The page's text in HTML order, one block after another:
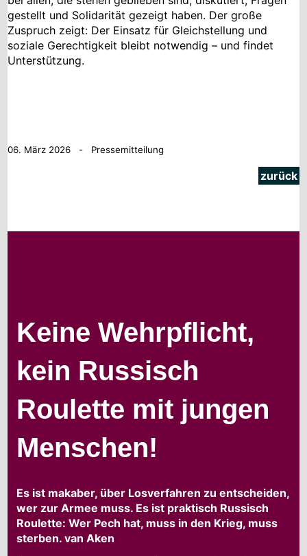
gestellt und Solidarität gezeigt haben. Der große
Zuspruch zeigt: Der Einsatz für Gleichstellung und
soziale Gerechtigkeit bleibt notwendig – und findet
Unterstützung.
06. März 2026 - Pressemitteilung
zurück
Keine Wehrpflicht,
kein Russisch
Roulette mit jungen
Menschen!
Es ist makaber, über Losverfahren zu entscheiden,
wer zur Armee muss. Es ist praktisch Russisch
Roulette: Wer Pech hat, muss in den Krieg, muss
sterben. van Aken